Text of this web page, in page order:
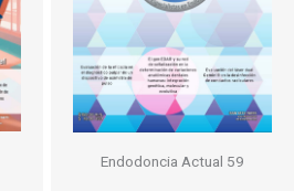
Endodoncia Actual 59